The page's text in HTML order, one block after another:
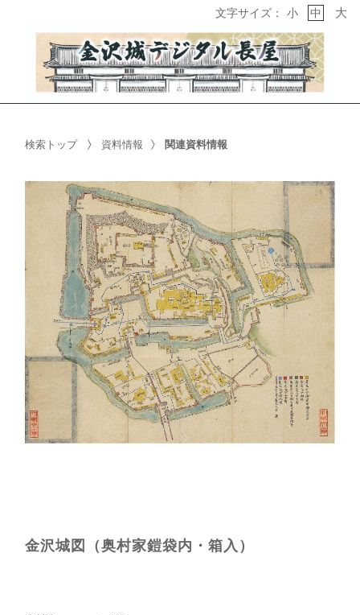
文字サイズ： 小 中 大
検索トップ 資料情報 関連資料情報
金沢城図（奥村家鎧袋内・箱入）